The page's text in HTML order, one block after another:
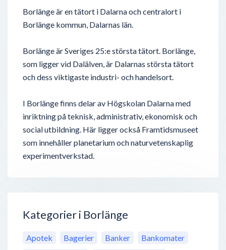
Borlänge är en tätort i Dalarna och centralort i
Borlänge kommun, Dalarnas län.
Borlänge är Sveriges 25:e största tätort. Borlänge,
som ligger vid Dalälven, är Dalarnas största tätort
och dess viktigaste industri- och handelsort.
I Borlänge finns delar av Högskolan Dalarna med
inriktning på teknisk, administrativ, ekonomisk och
social utbildning. Här ligger också Framtidsmuseet
som innehåller planetarium och naturvetenskaplig
experimentverkstad.
Kategorier i Borlänge
Apotek Bagerier Banker
Bankomater